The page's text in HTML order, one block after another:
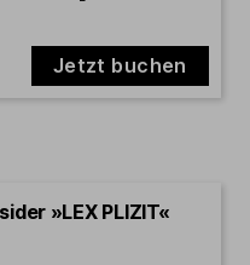
Jetzt buchen
»LEX PLIZIT«